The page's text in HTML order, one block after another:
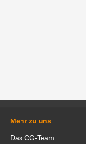
Mehr zu uns
Das CG-Team